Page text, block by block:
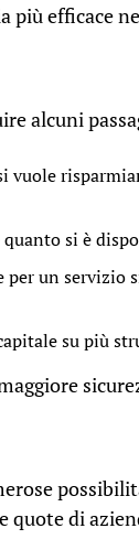
più efficace
alcuni
vuole
quanto si è
per un servizio
su più
di